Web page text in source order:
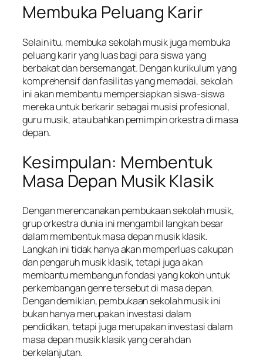
Membuka Peluang Karir
Selain itu, membuka sekolah musik juga membuka
peluang karir yang luas bagi para siswa yang
berbakat dan bersemangat. Dengan kurikulum yang
komprehensif dan fasilitas yang memadai, sekolah
ini akan membantu mempersiapkan siswa-siswa
mereka untuk berkarir sebagai musisi profesional,
guru musik, atau bahkan pemimpin orkestra di masa
depan.
Kesimpulan: Membentuk
Masa Depan Musik Klasik
Dengan merencanakan pembukaan sekolah musik,
grup orkestra dunia ini mengambil langkah besar
dalam membentuk masa depan musik klasik.
Langkah ini tidak hanya akan memperluas cakupan
dan pengaruh musik klasik, tetapi juga akan
membantu membangun fondasi yang kokoh untuk
perkembangan genre tersebut di masa depan.
Dengan demikian, pembukaan sekolah musik ini
bukan hanya merupakan investasi dalam
pendidikan, tetapi juga merupakan investasi dalam
masa depan musik klasik yang cerah dan
berkelanjutan.